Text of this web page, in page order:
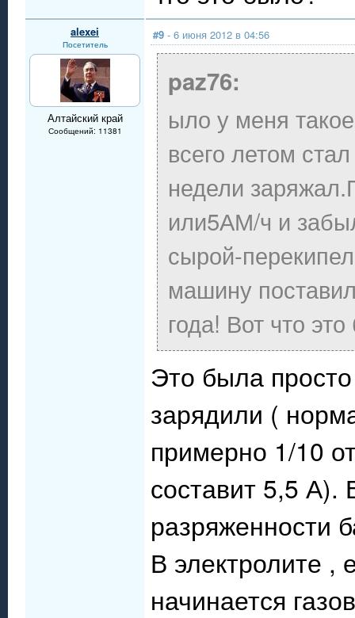
alexei
Посетитель
Алтайский край
Сообщений: 11381
#9 - 6 июня 2012 в 04:56
paz76:
ыло у меня
всего летом
недели
или5АМ/ч и
сырой-
машину
года! Вот что
Это была
зарядили (
примерно 1/10
составит 5,5 А).
разряженности
В электролите ,
начинается